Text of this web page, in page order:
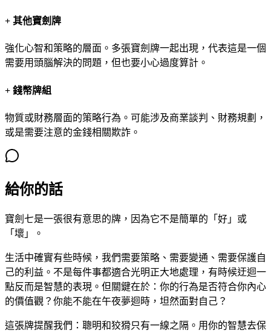
+ 其他寶劍牌
強化心智和策略的層面。多張寶劍牌一起出現，代表這是一個
需要用頭腦解決的問題，但也要小心過度算計。
+ 錢幣牌組
物質或財務層面的策略行為。可能涉及商業談判、財務規劃，
或是需要注意的金錢相關欺詐。
給你的話
寶劍七是一張很有意思的牌，因為它不是簡單的「好」或
「壞」。
生活中確實有些時候，我們需要策略、需要變通、需要保護自
己的利益。不是每件事都適合光明正大地處理，有時候迂迴一
點反而是智慧的表現。但關鍵在於：你的行為是否符合你內心
的價值觀？你能不能在午夜夢迴時，坦然面對自己？
這張牌提醒我們：聰明和狡猾只有一線之隔。用你的智慧去保